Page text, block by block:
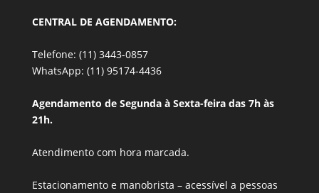
CENTRAL DE AGENDAMENTO:
Telefone: (11) 3443-0857
WhatsApp: (11) 95174-4436
Agendamento de Segunda à Sexta-feira das 7h às
21h.
Atendimento com hora marcada.
Estacionamento e manobrista – acessível a pessoas